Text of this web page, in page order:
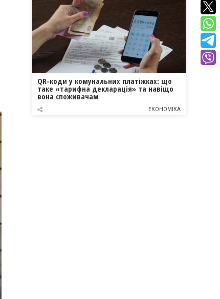
QR-коди у комунальних платіжках: що
таке «тарифна декларація» та навіщо
вона споживачам
ЕКОНОМІКА